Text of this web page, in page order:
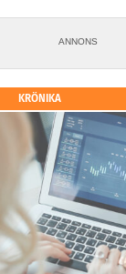
ANNONS
KRÖNIKA